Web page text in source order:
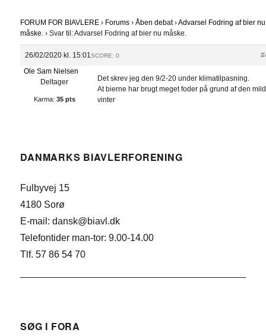
FORUM FOR BIAVLERE › Forums › Åben debat ›Advarsel Fodring af bier nu
måske. › Svar til: Advarsel Fodring af bier nu måske.
26/02/2020 kl. 15:01SCORE: 0
Ole Sam Nielsen
Deltager
Karma: 35 pts
Det skrev jeg den 9/2-20 under klimatilpasning.
At bierne har brugt meget foder på grund af den
vinter
DANMARKS BIAVLERFORENING
Fulbyvej 15
4180 Sorø
E-mail: dansk@biavl.dk
Telefontider man-tor: 9.00-14.00
Tlf. 57 86 54 70
SØG I FORA